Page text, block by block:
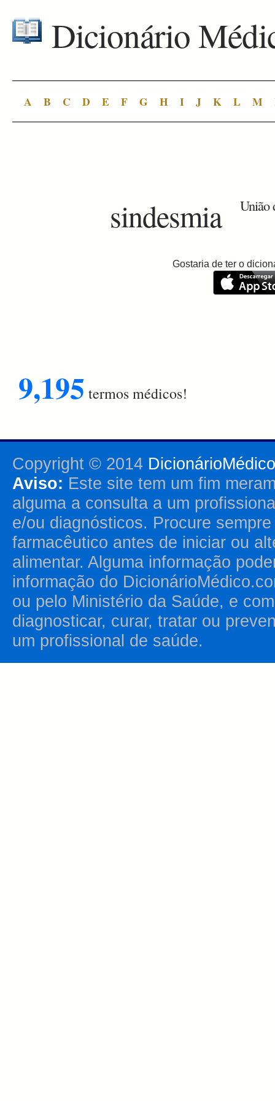
Dicionário
A B C D E F G H I J K L M
sindesmia União
Gostaria de ter o
9,195 termos médicos!
Copyright © 2014
Aviso: Este site tem um fim
alguma a consulta a um
e/ou diagnósticos. Procure
farmacêutico antes de iniciar ou
alimentar. Alguma informação
informação do
ou pelo Ministério da Saúde, e
diagnosticar, curar, tratar ou
um profissional de saúde.